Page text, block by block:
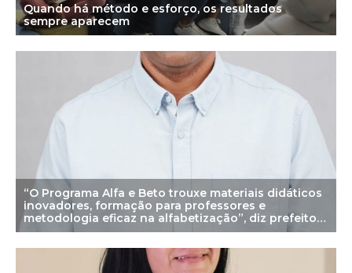
Quando há método e esforço, os resultados
sempre aparecem
“O Programa Alfa e Beto trouxe materiais didáticos
inovadores, formação para professores e
metodologia eficaz na alfabetização”, diz prefeito
de Júlio Borges (PI)